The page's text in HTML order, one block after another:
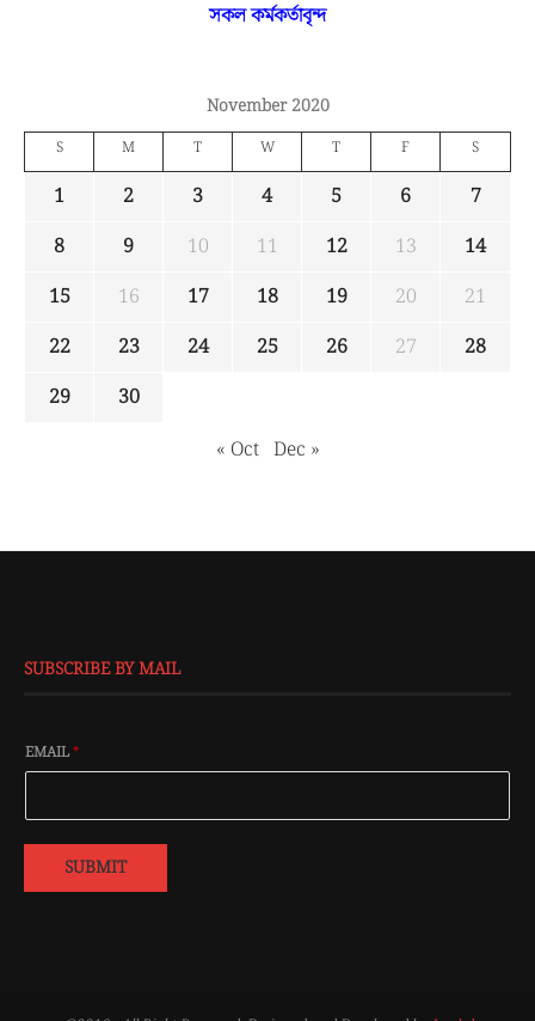
সকল কর্মকর্তাবৃন্দ
November 2020
S M T W T F S
1 2 3 4 5 6
7
8
9 10 11 12 13
14
15
16 17 18 19 20
21
22
23 24 25 26 27
28
29
30
« Oct Dec »
SUBSCRIBE BY MAIL
EMAIL*
SUBMIT